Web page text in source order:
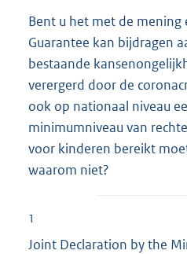
Bent u het met de mening
Guarantee kan bijdragen
bestaande
verergerd door de
ook op nationaal niveau
minimumniveau van
voor kinderen bereikt
waarom niet?
1
Joint Declaration by the